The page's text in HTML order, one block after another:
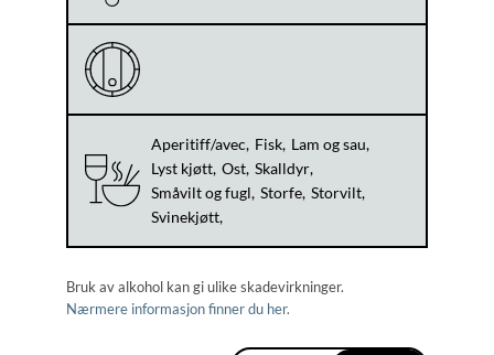
Aperitiff/avec Fisk Lam og sau
Lyst kjøtt Ost Skalldyr
Småvilt og fugl Storfe Storvilt
Svinekjøtt
Bruk av alkohol kan gi ulike skadevirkninger.
Nærmere informasjon finner du her.